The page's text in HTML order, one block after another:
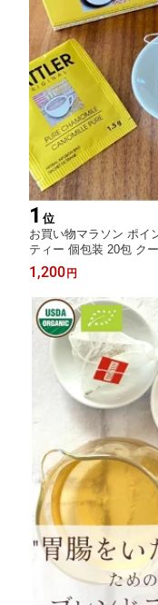
1 位
お買い物マラソン ポイ
ティー 個包装 20包 ク
ィー 安眠 ラッピング無
フト プレゼント リラ
卸
1,200円